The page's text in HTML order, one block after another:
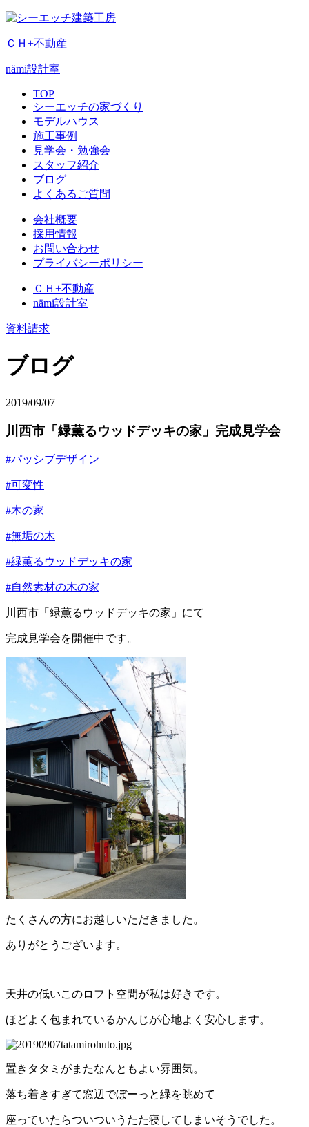
ＣＨ+不動産
nämi設計室
TOP
シーエッチの家づくり
モデルハウス
施工事例
見学会・勉強会
スタッフ紹介
ブログ
よくあるご質問
会社概要
採用情報
お問い合わせ
プライバシーポリシー
ＣＨ+不動産
nämi設計室
資料請求
ブログ
2019/09/07
川西市「緑薫るウッドデッキの家」完成見学会
#パッシブデザイン
#可変性
#木の家
#無垢の木
#緑薫るウッドデッキの家
#自然素材の木の家
川西市「緑薫るウッドデッキの家」にて
完成見学会を開催中です。
たくさんの方にお越しいただきました。
ありがとうございます。
天井の低いこのロフト空間が私は好きです。
ほどよく包まれているかんじが心地よく安心します。
置きタタミがまたなんともよい雰囲気。
落ち着きすぎて窓辺でぼーっと緑を眺めて
座っていたらついついうたた寝してしまいそうでした。